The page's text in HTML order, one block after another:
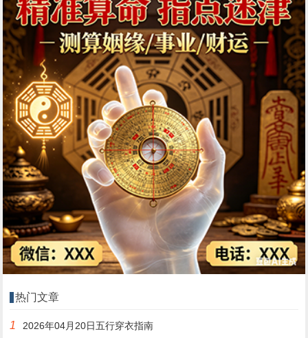
热门文章
1 2026年04月20日五行穿衣指南